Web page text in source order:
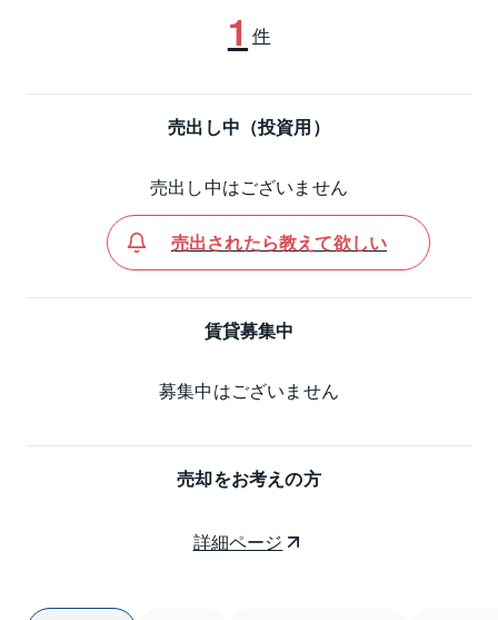
1 件
売出し中（投資用）
売出し中はございません
売出されたら教えて欲しい
賃貸募集中
募集中はございません
売却をお考えの方
詳細ページ